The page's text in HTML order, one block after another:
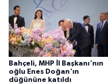
Bahçeli, MHP İl Başkanı'nın
oğlu Enes Doğan'ın
düğününe katıldı